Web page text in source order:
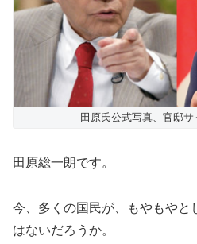
田原氏公式写真、官邸
田原総一朗です。
今、多くの国民が、もやもやと
はないだろうか。